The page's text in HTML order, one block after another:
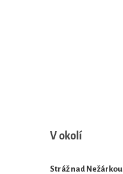
V okolí
Stráž nad Nežárkou